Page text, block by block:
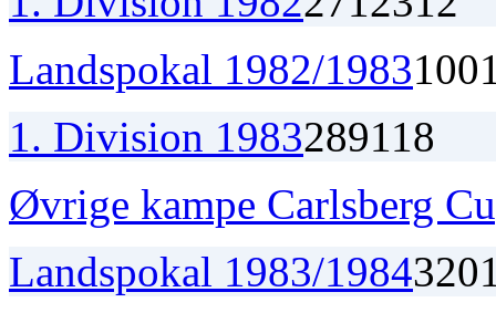
Landspokal 1982/1983100
1. Division 1983289118
Øvrige kampe Carlsberg
Landspokal 1983/1984320